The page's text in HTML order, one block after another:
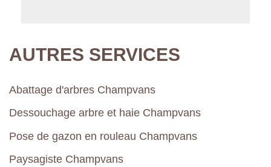
AUTRES SERVICES
Abattage d'arbres Champvans
Dessouchage arbre et haie Champvans
Pose de gazon en rouleau Champvans
Paysagiste Champvans